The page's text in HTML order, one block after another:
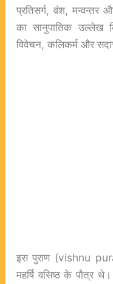
प्रतिसर्ग, वंश, मन्वन्तर
का सानुपातिक उल्लेख
विवेचन, कलिकर्म और
इस पुराण (vishnu
महर्षि वसिष्ठ के पौत्र